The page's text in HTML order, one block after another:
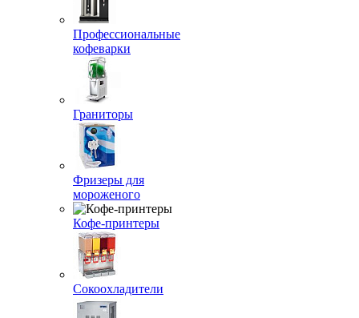
Профессиональные
кофеварки
Граниторы
Фризеры для
мороженого
Кофе-принтеры
Сокоохладители